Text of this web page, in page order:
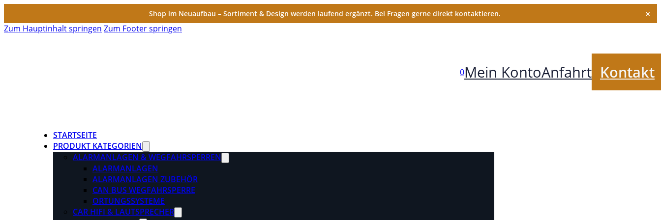
Shop im Neuaufbau – Sortiment & Design werden laufend ergänzt. Bei Fragen gerne direkt kontaktieren. ×
Zum Hauptinhalt springen Zum Footer springen
0Mein KontoAnfahrt Kontakt
STARTSEITE
PRODUKT KATEGORIEN
ALARMANLAGEN & WEGFAHRSPERREN
ALARMANLAGEN
ALARMANLAGEN ZUBEHÖR
CAN BUS WEGFAHRSPERRE
ORTUNGSSYSTEME
CAR HIFI & LAUTSPRECHER